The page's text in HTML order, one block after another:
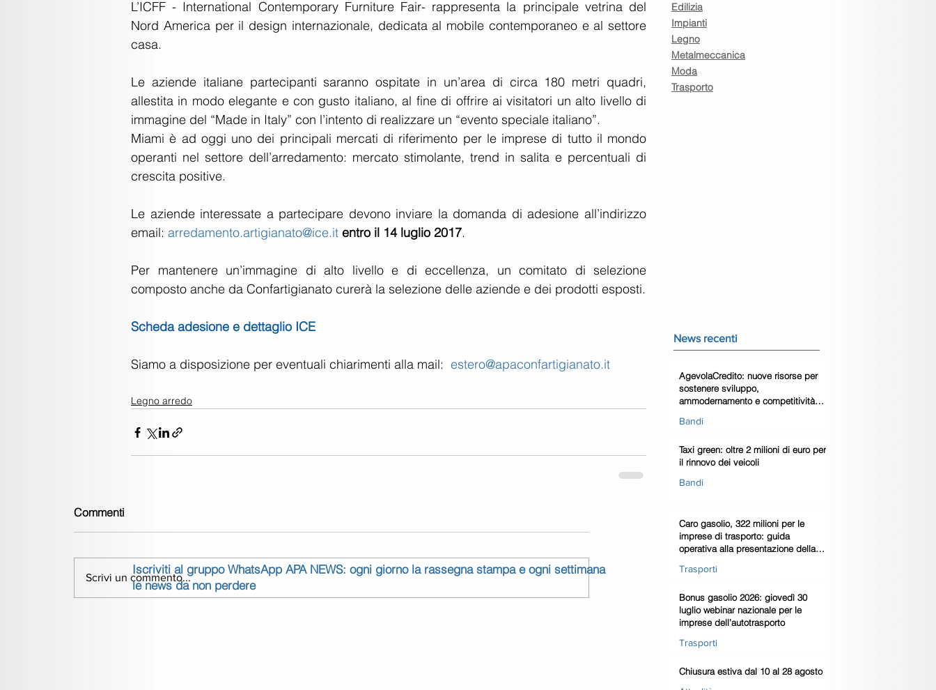
L’ICFF - International Contemporary Furniture Fair- rappresenta la principale vetrina del
Nord America per il design internazionale, dedicata al mobile contemporaneo e al settore
casa.
Le aziende italiane partecipanti saranno ospitate in un’area di circa 180 metri quadri,
allestita in modo elegante e con gusto italiano, al fine di offrire ai visitatori un alto livello di
immagine del “Made in Italy” con l’intento di realizzare un “evento speciale italiano”.
Miami è ad oggi uno dei principali mercati di riferimento per le imprese di tutto il mondo
operanti nel settore dell’arredamento: mercato stimolante, trend in salita e percentuali di
crescita positive.
Le aziende interessate a partecipare devono inviare la domanda di adesione all’indirizzo
email: arredamento.artigianato@ice.it entro il 14 luglio 2017.
Per mantenere un’immagine di alto livello e di eccellenza, un comitato di selezione
composto anche da Confartigianato curerà la selezione delle aziende e dei prodotti esposti.
Scheda adesione e dettaglio ICE
Siamo a disposizione per eventuali chiarimenti alla mail: estero@apaconfartigianato.it
Legno arredo
Commenti
Scrivi un commento...
Edilizia
Impianti
Legno
Metalmeccanica
Moda
Trasporto
News recenti
AgevolaCredito: nuove risorse per
sostenere sviluppo,
ammodernamento e competitività
Bandi
Taxi green: oltre 2 milioni di euro per
il rinnovo dei veicoli
Bandi
Caro gasolio, 322 milioni per le
imprese di trasporto: guida
operativa alla presentazione della
Trasporti
Bonus gasolio 2026: giovedì 30
luglio webinar nazionale per le
imprese dell’autotrasporto
Trasporti
Chiusura estiva dal 10 al 28 agosto
Iscriviti al gruppo WhatsApp APA NEWS: ogni giorno la rassegna stampa e ogni settimana
le news da non perdere